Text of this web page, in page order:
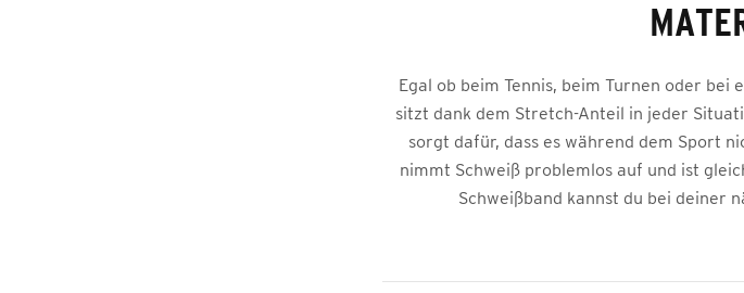
Egal ob beim Tennis, beim Turnen oder
sitzt dank dem Stretch-Anteil in jeder
sorgt dafür, dass es während dem Sport
nimmt Schweiß problemlos auf und ist
Schweißband kannst du bei deiner